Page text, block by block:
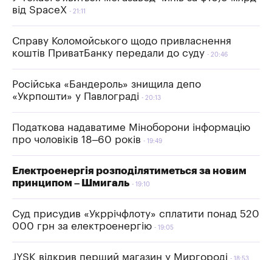
від SpaceX
21:11
Справу Коломойського щодо привласнення
коштів ПриватБанку передали до суду
20:46
Російська «Бандероль» знищила депо
«Укрпошти» у Павлограді
20:13
Податкова надаватиме Міноборони інформацію
про чоловіків 18–60 років
19:49
Електроенергія розподілятиметься за новим
принципом – Шмигаль
19:10
Суд присудив «Укррічфлоту» сплатити понад 520
000 грн за електроенергію
19:05
JYSK відкрив перший магазин у Миргороді 18:53